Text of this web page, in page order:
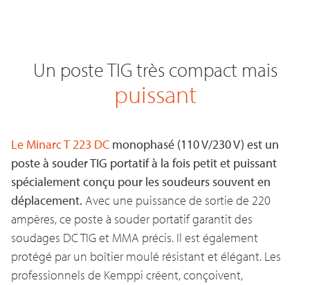
Un poste TIG très compact mais
puissant
Le Minarc T 223 DC monophasé (110 V/230 V) est un
poste à souder TIG portatif à la fois petit et puissant
spécialement conçu pour les soudeurs souvent en
déplacement. Avec une puissance de sortie de 220
ampères, ce poste à souder portatif garantit des
soudages DC TIG et MMA précis. Il est également
protégé par un boîtier moulé résistant et élégant. Les
professionnels de Kemppi créent, conçoivent,